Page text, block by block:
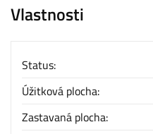
Vlastnosti
Status:
Úžitková plocha:
Zastavaná plocha: